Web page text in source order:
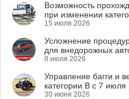
Возможность
при изменении
15 июля 2026
Усложнение
для внедорожных
8 июля 2026
Управление багги и
категории B с 7 июля
30 июня 2026